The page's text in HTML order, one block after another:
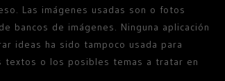
Las imágenes usadas son o fotos
bancos de imágenes. Ninguna aplicación
ideas ha sido tampoco usada para
textos o los posibles temas a tratar en